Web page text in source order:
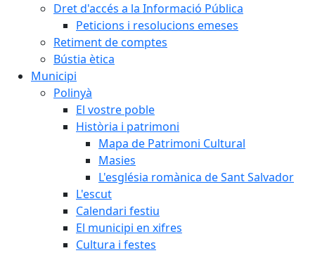
Dret d'accés a la Informació Pública
Peticions i resolucions emeses
Retiment de comptes
Bústia ètica
Municipi
Polinyà
El vostre poble
Història i patrimoni
Mapa de Patrimoni Cultural
Masies
L'església romànica de Sant Salvador
L'escut
Calendari festiu
El municipi en xifres
Cultura i festes